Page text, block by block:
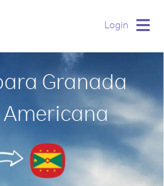
Login
Granada